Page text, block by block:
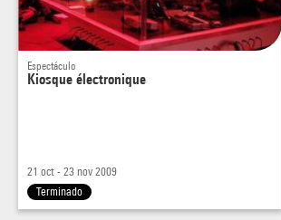
Espectáculo
Kiosque électronique
21 oct - 23 nov 2009
Terminado